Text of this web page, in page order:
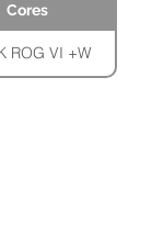
Cores
ROG VI +W